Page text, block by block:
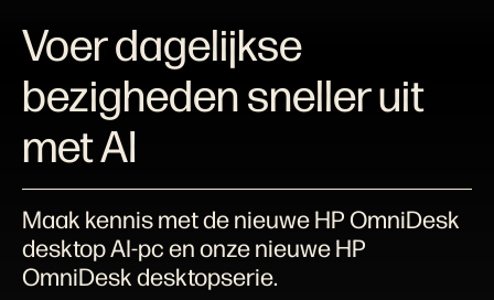
Voer dagelijkse
bezigheden sneller uit
met AI
Maak kennis met de nieuwe HP OmniDesk
desktop AI-pc en onze nieuwe HP
OmniDesk desktopserie.